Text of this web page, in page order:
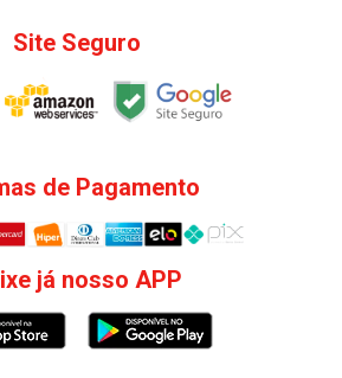
Site Seguro
de Pagamento
já nosso APP